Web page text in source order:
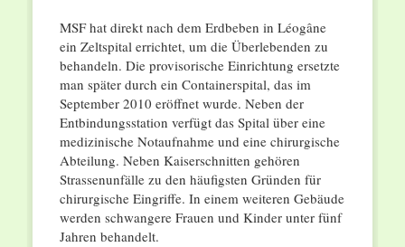
MSF hat direkt nach dem Erdbeben in Léogâne
ein Zeltspital errichtet, um die Überlebenden zu
behandeln. Die provisorische Einrichtung ersetzte
man später durch ein Containerspital, das im
September 2010 eröffnet wurde. Neben der
Entbindungsstation verfügt das Spital über eine
medizinische Notaufnahme und eine chirurgische
Abteilung. Neben Kaiserschnitten gehören
Strassenunfälle zu den häufigsten Gründen für
chirurgische Eingriffe. In einem weiteren Gebäude
werden schwangere Frauen und Kinder unter fünf
Jahren behandelt.